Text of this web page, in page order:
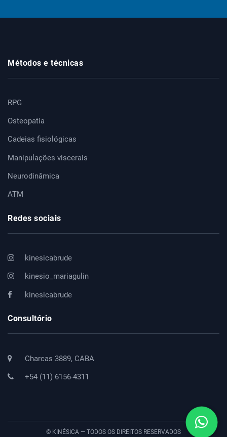
Métodos e técnicas
RPG
Osteopatia
Cadeias fisiológicas
Manipulações viscerais
Neurodinâmica
ATM
Redes sociais
kinesicabrude
kinesio_mariagulin
kinesicabrude
Consultório
Charcas 3889, CABA
+54 (11) 6156-4311
© KINÉSICA — TODOS OS DIREITOS RESERVADOS